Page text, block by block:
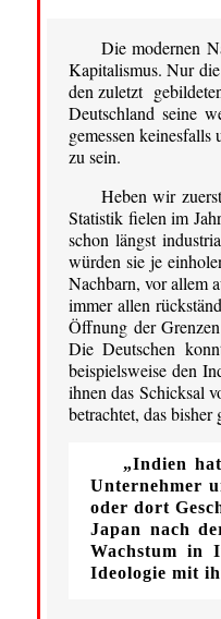
Die modernen
Kapitalismus. Nur
den zuletzt
Deutschland seine
gemessen
zu sein.
Heben wir
Statistik fielen im
schon längst
würden sie je
Nachbarn, vor allem
immer allen
Öffnung der
Die Deutschen
beispielsweise den
ihnen das Schicksal
betrachtet, das
„Indien
Unternehmer
oder dort
Japan nach
Wachstum in
Ideologie mit